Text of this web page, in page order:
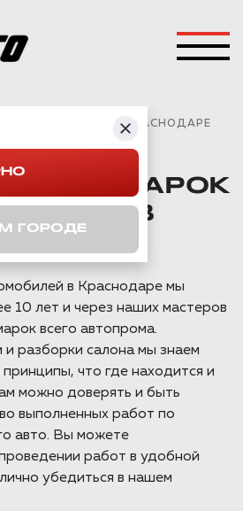
MONJARO В КРАСНОДАРЕ
АРОК
В
в Краснодаре мы
10 лет и через наших мастеров
всего автопрома.
разборки салона мы знаем
что где находится и
можно доверять и быть
выполненных работ по
авто. Вы можете
работ в удобной
убедиться в нашем
ГОРОДЕ